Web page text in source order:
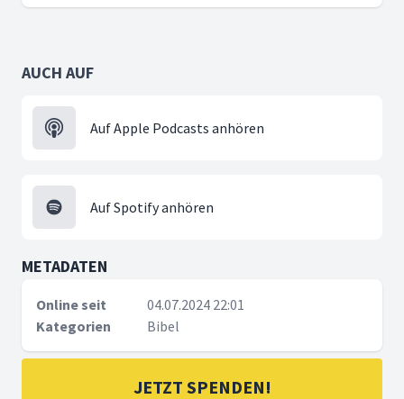
AUCH AUF
Auf Apple Podcasts anhören
Auf Spotify anhören
METADATEN
Online seit
04.07.2024 22:01
Kategorien
Bibel
JETZT SPENDEN!